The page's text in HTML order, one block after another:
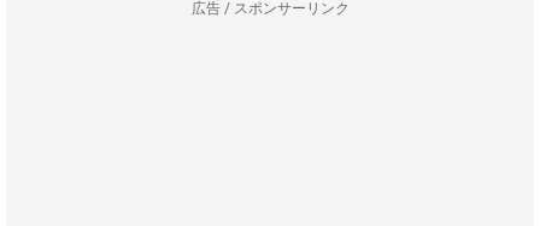
広告 / スポンサーリンク